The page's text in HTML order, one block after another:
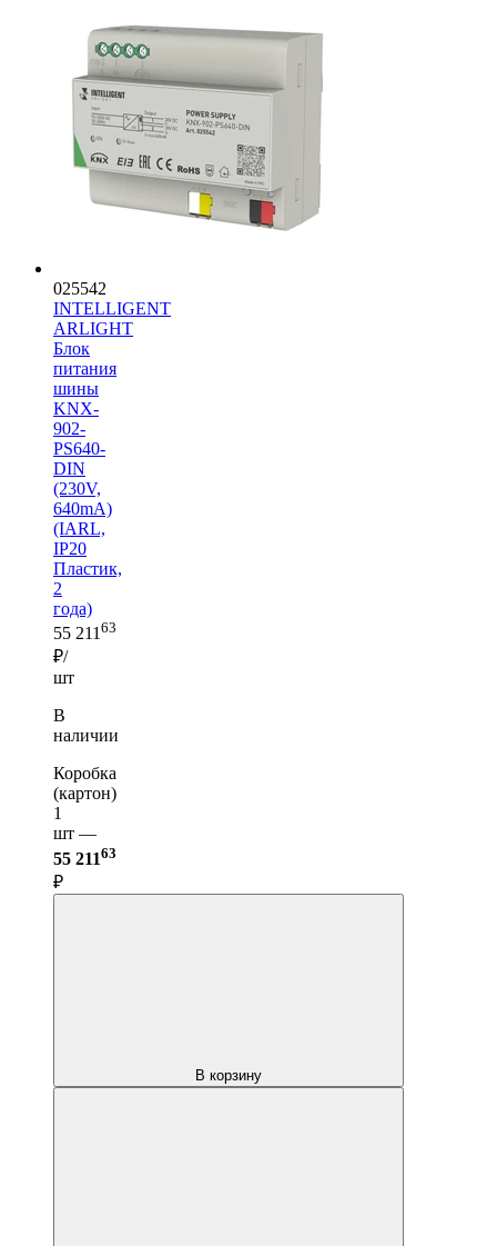
025542
INTELLIGENT
ARLIGHT
Блок
питания
шины
KNX-
902-
PS640-
DIN
(230V,
640mA)
(IARL,
IP20
Пластик,
2
года)
55 21163
₽/
шт
В
наличии
Коробка
(картон)
1
шт —
55 21163
₽
В корзину